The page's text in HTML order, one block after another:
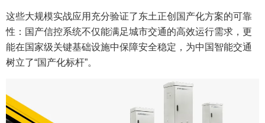
这些大规模实战应用充分验证了东土正创国产化方案的可靠
性：国产信控系统不仅能满足城市交通的高效运行需求，更
能在国家级关键基础设施中保障安全稳定，为中国智能交通
树立了“国产化标杆”。